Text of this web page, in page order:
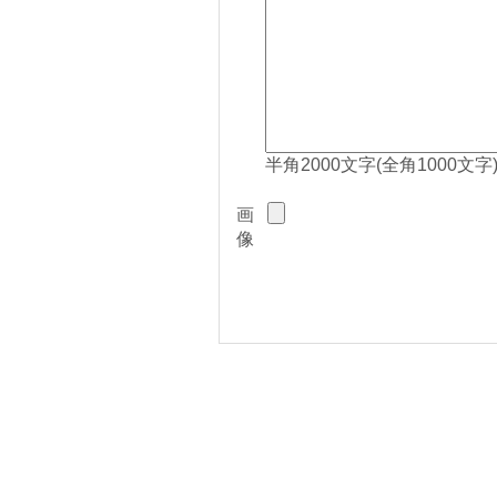
半角2000文字(全角1000文字
画
像